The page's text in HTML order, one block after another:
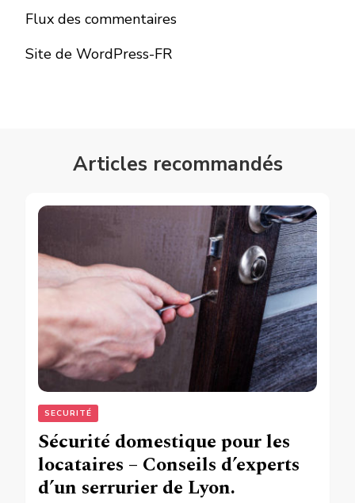
Flux des commentaires
Site de WordPress-FR
Articles recommandés
SECURITÉ
Sécurité domestique pour les
locataires – Conseils d’experts
d’un serrurier de Lyon.